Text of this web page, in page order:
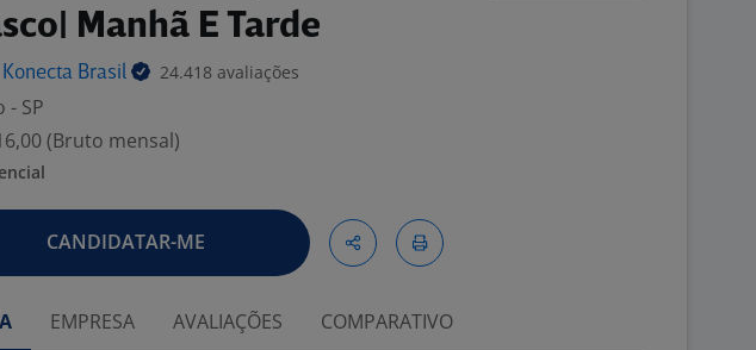
Manhã E Tarde
Konecta Brasil 24.418 avaliações
- SP
(Bruto mensal)
CANDIDATAR-ME
EMPRESA AVALIAÇÕES COMPARATIVO